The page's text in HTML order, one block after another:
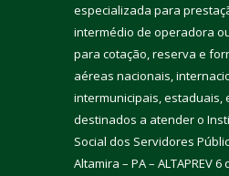
especializada para
intermédio de operadora
para cotação, reserva e
aéreas nacionais,
intermunicipais, estaduais,
destinados a atender o
Social dos Servidores
Altamira – PA – ALTAPREV6